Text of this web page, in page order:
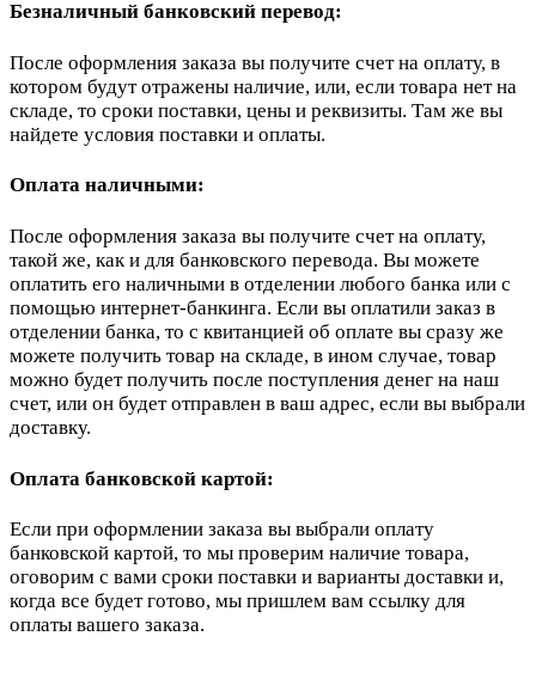
Безналичный банковский перевод:
После оформления заказа вы получите счет на оплату, в
котором будут отражены наличие, или, если товара нет на
складе, то сроки поставки, цены и реквизиты. Там же вы
найдете условия поставки и оплаты.
Оплата наличными:
После оформления заказа вы получите счет на оплату,
такой же, как и для банковского перевода. Вы можете
оплатить его наличными в отделении любого банка или с
помощью интернет-банкинга. Если вы оплатили заказ в
отделении банка, то с квитанцией об оплате вы сразу же
можете получить товар на складе, в ином случае, товар
можно будет получить после поступления денег на наш
счет, или он будет отправлен в ваш адрес, если вы выбрали
доставку.
Оплата банковской картой:
Если при оформлении заказа вы выбрали оплату
банковской картой, то мы проверим наличие товара,
оговорим с вами сроки поставки и варианты доставки и,
когда все будет готово, мы пришлем вам ссылку для
оплаты вашего заказа.